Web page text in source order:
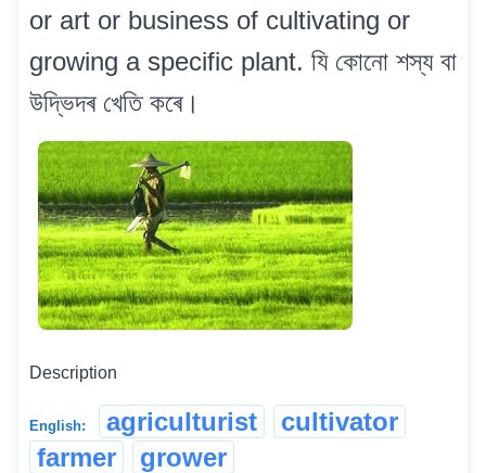
or art or business of cultivating or
growing a specific plant. যি কোনো শস্য বা
উদ্ভিদৰ খেতি কৰে।
Description
English: agriculturist
cultivator
farmer
grower